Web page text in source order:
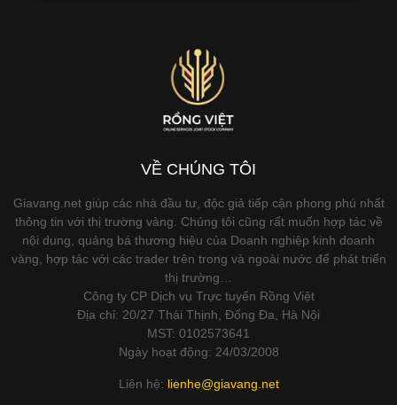
VỀ CHÚNG TÔI
Giavang.net giúp các nhà đầu tư, độc giả tiếp cận phong phú nhất
thông tin với thị trường vàng. Chúng tôi cũng rất muốn hợp tác về
nội dung, quảng bá thương hiệu của Doanh nghiệp kinh doanh
vàng, hợp tác với các trader trên trong và ngoài nước để phát triển
thị trường…
Công ty CP Dịch vụ Trực tuyến Rồng Việt
Địa chỉ: 20/27 Thái Thịnh, Đống Đa, Hà Nội
MST: 0102573641
Ngày hoạt động: 24/03/2008
Liên hệ: lienhe@giavang.net